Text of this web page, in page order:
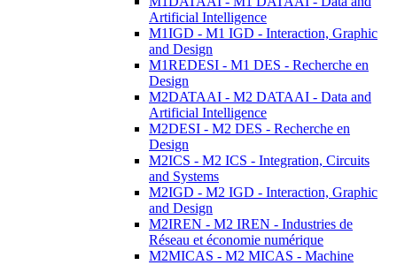
Artificial Intelligence
M1IGD - M1 IGD - Interaction, Graphic
and Design
M1REDESI - M1 DES - Recherche en
Design
M2DATAAI - M2 DATAAI - Data and
Artificial Intelligence
M2DESI - M2 DES - Recherche en
Design
M2ICS - M2 ICS - Integration, Circuits
and Systems
M2IGD - M2 IGD - Interaction, Graphic
and Design
M2IREN - M2 IREN - Industries de
Réseau et économie numérique
M2MICAS - M2 MICAS - Machine